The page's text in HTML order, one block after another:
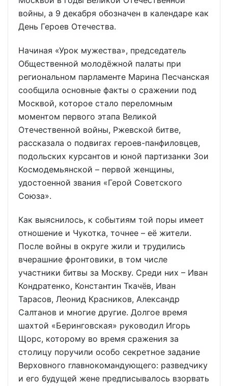
войны, а 9 декабря обозначен в календаре как
День Героев Отечества.
Начиная «Урок мужества», председатель
Общественной молодёжной палаты при
региональном парламенте Марина Песчанская
сообщила основные факты о сражении под
Москвой, которое стало переломным
моментом первого этапа Великой
Отечественной войны, Ржевской битве,
рассказала о подвигах героев-панфиловцев,
подольских курсантов и юной партизанки Зои
Космодемьянской – первой женщины,
удостоенной звания «Герой Советского
Союза».
Как выяснилось, к событиям той поры имеет
отношение и Чукотка, точнее – её жители.
После войны в округе жили и трудились
вчерашние фронтовики, в том числе
участники битвы за Москву. Среди них – Иван
Кондратенко, Константин Ткачёв, Иван
Тарасов, Леонид Красников, Александр
Салтанов и многие другие. Долгое время
шахтой «Беринговская» руководил Игорь
Щорс, которому во время сражения за
столицу поручили особо секретное задание
Верховного главнокомандующего: разведчику
и его будущей жене предписывалось взорвать